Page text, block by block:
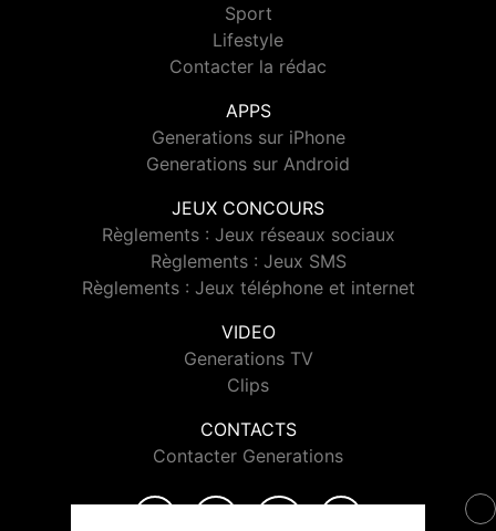
Sport
Lifestyle
Contacter la rédac
APPS
Generations sur iPhone
Generations sur Android
JEUX CONCOURS
Règlements : Jeux réseaux sociaux
Règlements : Jeux SMS
Règlements : Jeux téléphone et internet
VIDEO
Generations TV
Clips
CONTACTS
Contacter Generations